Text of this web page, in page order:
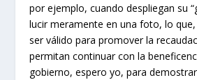
por ejemplo, cuando despliegan su
lucir meramente en una foto, lo
ser válido para promover la
permitan continuar con la
gobierno, espero yo, para